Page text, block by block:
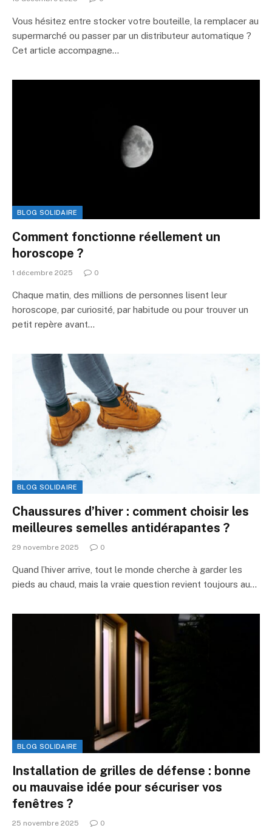
Vous hésitez entre stocker votre bouteille, la remplacer au
supermarché ou passer par un distributeur automatique ?
Cet article accompagne…
BLOG SOLIDAIRE
Comment fonctionne réellement un
horoscope ?
1 décembre 2025 0
Chaque matin, des millions de personnes lisent leur
horoscope, par curiosité, par habitude ou pour trouver un
petit repère avant…
BLOG SOLIDAIRE
Chaussures d’hiver : comment choisir les
meilleures semelles antidérapantes ?
29 novembre 2025 0
Quand l’hiver arrive, tout le monde cherche à garder les
pieds au chaud, mais la vraie question revient toujours au…
BLOG SOLIDAIRE
Installation de grilles de défense : bonne
ou mauvaise idée pour sécuriser vos
fenêtres ?
25 novembre 2025 0